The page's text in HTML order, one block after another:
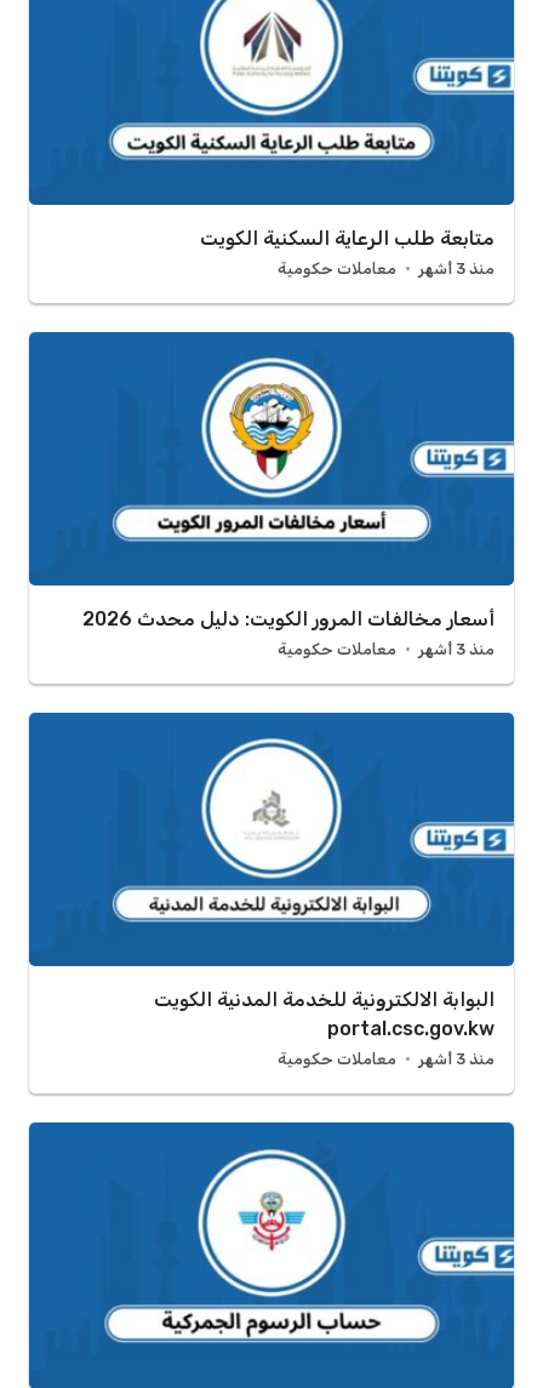
متابعة طلب الرعاية السكنية الكويت
منذ 3 أشهر معاملات حكومية
أسعار مخالفات المرور الكويت: دليل محدث 2026
منذ 3 أشهر معاملات حكومية
البوابة الالكترونية للخدمة المدنية الكويت
portal.csc.gov.kw
منذ 3 أشهر معاملات حكومية